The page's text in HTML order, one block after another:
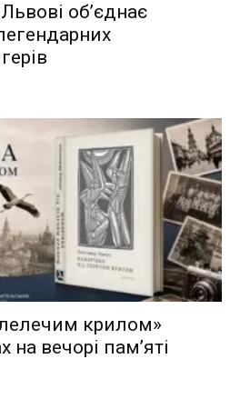
об’єднає
крилом»
вечорі пам’яті